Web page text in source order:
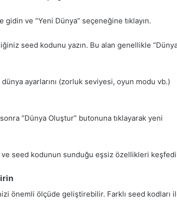
ve “Yeni Dünya” seçeneğine tıklayın.
seed kodunu yazın. Bu alan genellikle
ayarlarını (zorluk seviyesi, oyun modu vb.)
“Dünya Oluştur” butonuna tıklayarak yeni
ve seed kodunun sunduğu eşsiz özellikleri
önemli ölçüde geliştirebilir. Farklı seed kodları